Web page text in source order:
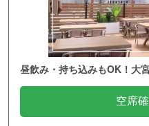
昼飲み・持ち込みもOK！大
空席